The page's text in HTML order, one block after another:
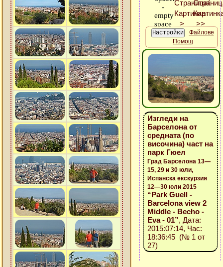
Файлове
Помощ
Изгледи на
Барселона от
средната (по
височина) част на
парк Гюел
Град Барселона 13—
15, 29 и 30 юли,
Испанска екскурзия
12—30 юли 2015
“Park Guell -
Barcelona view 2
Middle - Becho -
Eva - 01”, Дата:
2015:07:14, Час:
18:36:45 (№ 1 от
27)